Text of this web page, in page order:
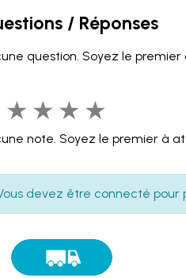
/ Réponses
question. Soyez le premier
★ ★ ★ ★
note. Soyez le premier à
devez être connecté pour